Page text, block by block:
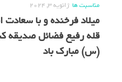
مناسبت ها ژانویه 3, 2024
میلاد فرخنده و با سعادت
قله رفیع فضائل صدیقه
(س) مبارک باد